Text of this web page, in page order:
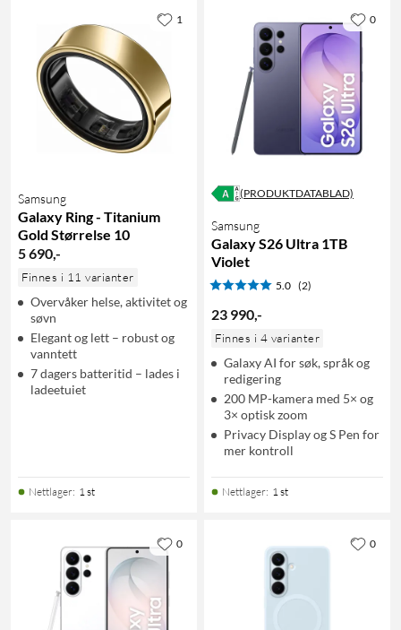
Samsung
Galaxy Ring - Titanium
Gold Størrelse 10
5 690,-
Finnes i 11 varianter
Overvåker helse, aktivitet og
søvn
Elegant og lett – robust og
vanntett
7 dagers batteritid – lades i
ladeetuiet
Nettlager: 1 st
1
(PRODUKTDATABLAD)
Samsung
Galaxy S26 Ultra 1TB
Violet
5.0 (2)
23 990,-
Finnes i 4 varianter
Galaxy AI for søk, språk og
redigering
200 MP-kamera med 5× og
3× optisk zoom
Privacy Display og S Pen for
mer kontroll
Nettlager: 1 st
0
0 0